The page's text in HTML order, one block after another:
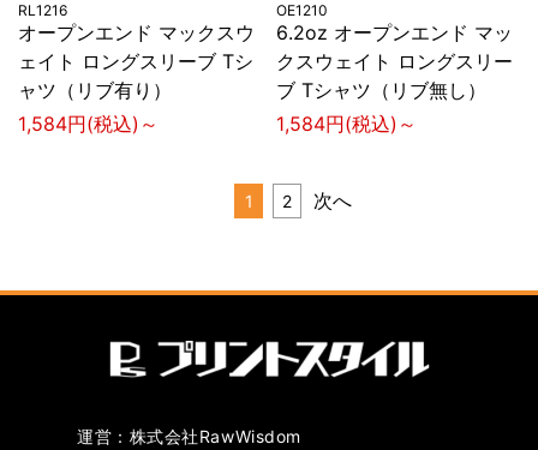
RL1216
オープンエンド マックスウ
ェイト ロングスリーブ Tシ
ャツ（リブ有り）
1,584円(税込)～
OE1210
6.2oz オープンエンド マッ
クスウェイト ロングスリー
ブ Tシャツ（リブ無し）
1,584円(税込)～
1 2 次へ
運営：株式会社RawWisdom